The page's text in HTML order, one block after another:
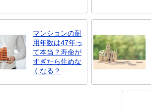
マンションの耐
用年数は47年っ
て本当？寿命が
すぎたら住めな
くなる？